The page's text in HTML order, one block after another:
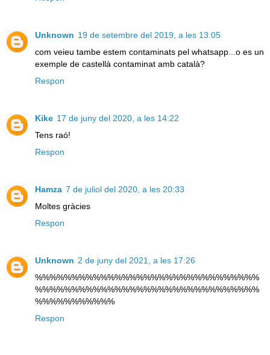
Unknown 19 de setembre del 2019, a les 13:05
com veieu tambe estem contaminats pel whatsapp...o es un
exemple de castellà contaminat amb català?
Respon
Kike 17 de juny del 2020, a les 14:22
Tens raó!
Respon
Hamza 7 de juliol del 2020, a les 20:33
Moltes gràcies
Respon
Unknown 2 de juny del 2021, a les 17:26
%%%%%%%%%%%%%%%%%%%%%%%%%%%%%%%
%%%%%%%%%%%%%%%%%%%%%%%%%%%%%%%
%%%%%%%%%%%
Respon